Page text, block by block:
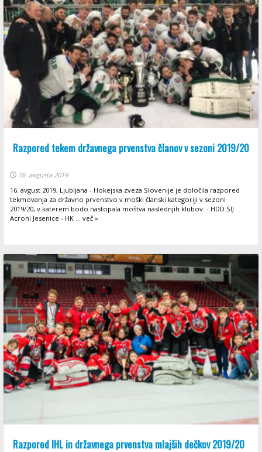
Razpored tekem državnega prvenstva članov v sezoni 2019/20
16. avgusta 2019
16. avgust 2019, Ljubljana - Hokejska zveza Slovenije je določila razpored
tekmovanja za državno prvenstvo v moški članski kategoriji v sezoni
2019/20, v katerem bodo nastopala moštva naslednjih klubov: - HDD SIJ
Acroni Jesenice - HK ... več »
Razpored IHL in državnega prvenstva mlajših dečkov 2019/20